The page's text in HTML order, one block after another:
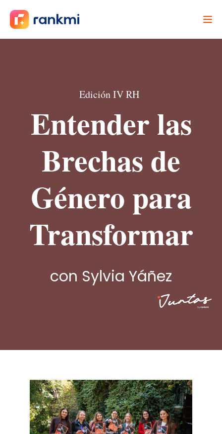
Edición IV RH
Entender las
Brechas de
Género para
Transformar
con Sylvia Yáñez